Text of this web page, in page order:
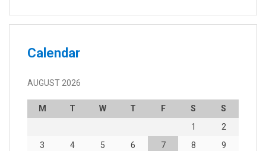
Calendar
AUGUST 2026
M T W T F S
S
1
2
3
4 5 6 7 8
9